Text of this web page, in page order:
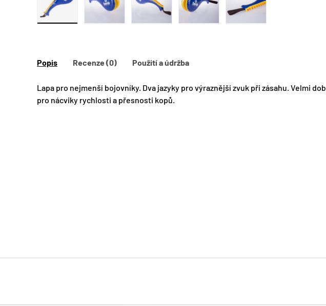
Popis Recenze (0) Použití a údržba
Lapa pro nejmenší bojovníky. Dva jazyky pro výraznější zvuk při zásahu. Velmi
pro nácviky rychlosti a přesnosti kopů.